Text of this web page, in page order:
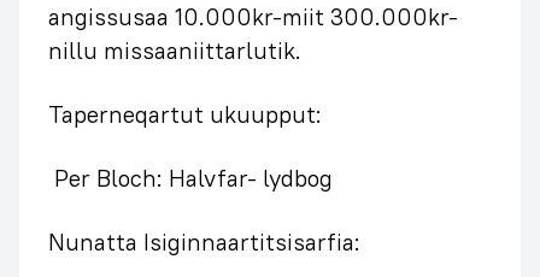
angissusaa 10.000kr-miit 300.000kr-
nillu missaaniittarlutik.
Taperneqartut ukuupput:
Per Bloch: Halvfar- lydbog
Nunatta Isiginnaartitsisarfia: